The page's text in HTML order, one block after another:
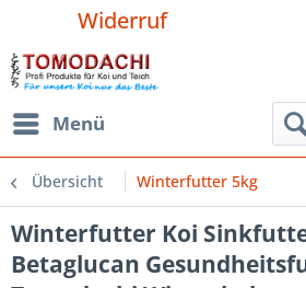
Widerruf
Menü
Übersicht Winterfutter 5kg
Winterfutter Koi
Betaglucan